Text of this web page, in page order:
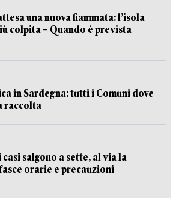
una nuova fiammata: l’isola
colpita – Quando è prevista
in Sardegna: tutti i Comuni dove
raccolta
salgono a sette, al via la
orarie e precauzioni